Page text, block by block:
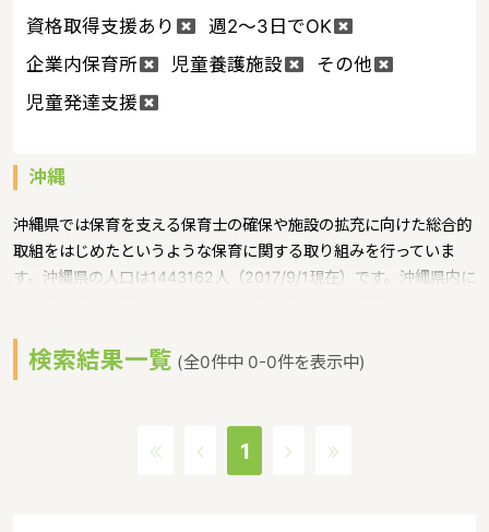
資格取得支援あり
週2～3日でOK
企業内保育所
児童養護施設
その他
児童発達支援
沖縄
沖縄県では保育を支える保育士の確保や施設の拡充に向けた総合的
取組をはじめたというような保育に関する取り組みを行っていま
す。沖縄県の人口は1443162人（2017/9/1現在）です。沖縄県内に
家賃相場：9.1万円（2017年10月賃貸住宅 D-room調べ）沖縄県
は、東京からは1600キロ。沖縄最西端の与那国島から台湾までは
然、文化、産業もこうした地理的環境に大きな影響を受けていると
検索結果一覧 (全0件中 0-0件を表示中)
1